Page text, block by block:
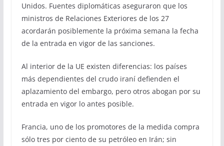
Unidos. Fuentes diplomáticas aseguraron que los
ministros de Relaciones Exteriores de los 27
acordarán posiblemente la próxima semana la fecha
de la entrada en vigor de las sanciones.
Al interior de la UE existen diferencias: los países
más dependientes del crudo iraní defienden el
aplazamiento del embargo, pero otros abogan por su
entrada en vigor lo antes posible.
Francia, uno de los promotores de la medida compra
sólo tres por ciento de su petróleo en Irán; sin